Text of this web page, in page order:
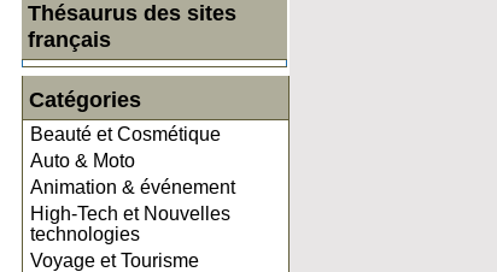
Thésaurus des sites
français
Catégories
Beauté et Cosmétique
Auto & Moto
Animation & événement
High-Tech et Nouvelles
technologies
Voyage et Tourisme